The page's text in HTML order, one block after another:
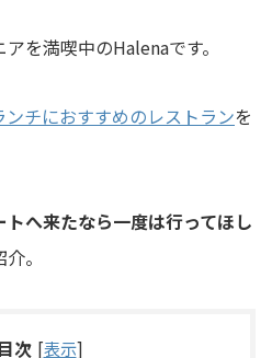
を満喫中のHalenaです。
チにおすすめのレストランを
へ来たなら一度は行ってほし
。
目次 [表示]